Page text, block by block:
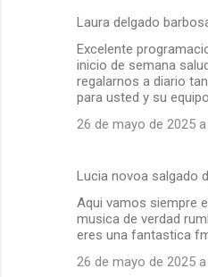
Laura delgado
Excelente
inicio de semana
regalarnos a diario
para usted y su
26 de mayo de 2025 a
Lucia novoa salgado
Aqui vamos siempre
musica de verdad
eres una fantastica
26 de mayo de 2025 a